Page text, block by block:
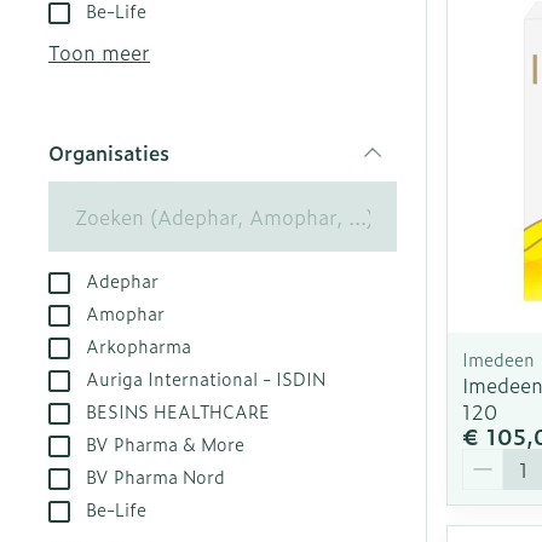
Droge
Eksteroog -
Specifiek
Deodorant
Aerosol
Naalden en
Spuiten
Oplossing
Naalden
Naalden voor
- pennaalden
Creme, gel
Spieren en
Infecties
Luizen
Diagnostica
Be-Life
Toon meer
Organisaties
filter
Adephar
Amophar
Arkopharma
Auriga International - ISDIN
BESINS HEALTHCARE
BV Pharma & More
BV Pharma Nord
Be-Life
Imedeen
120
€
Aantal